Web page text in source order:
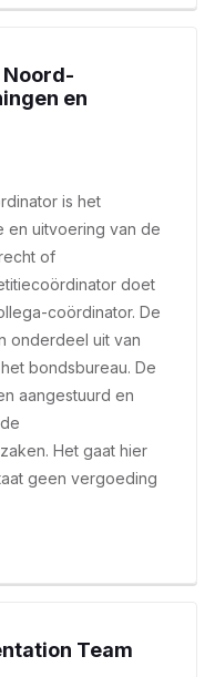
en
is het
en uitvoering van de
of
doet
coördinator. De
onderdeel uit van
bondsbureau. De
aangestuurd en
Het gaat hier
geen vergoeding
Team